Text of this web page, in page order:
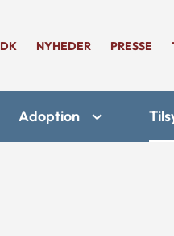
NYHEDER PRESSE
Adoption